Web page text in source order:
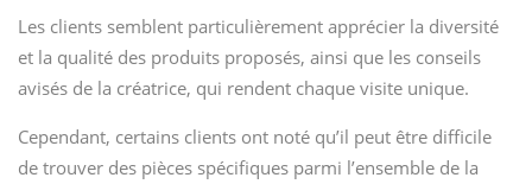
Les clients semblent particulièrement apprécier la diversité
et la qualité des produits proposés, ainsi que les conseils
avisés de la créatrice, qui rendent chaque visite unique.
Cependant, certains clients ont noté qu’il peut être difficile
de trouver des pièces spécifiques parmi l’ensemble de la